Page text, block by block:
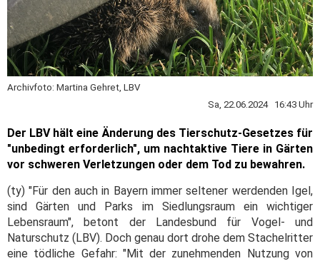
Archivfoto: Martina Gehret, LBV
Sa, 22.06.2024 16:43 Uhr
Der LBV hält eine Änderung des Tierschutz-Gesetzes für
"unbedingt erforderlich", um nachtaktive Tiere in Gärten
vor schweren Verletzungen oder dem Tod zu bewahren.
(ty) "Für den auch in Bayern immer seltener werdenden Igel,
sind Gärten und Parks im Siedlungsraum ein wichtiger
Lebensraum", betont der Landesbund für Vogel- und
Naturschutz (LBV). Doch genau dort drohe dem Stachelritter
eine tödliche Gefahr: "Mit der zunehmenden Nutzung von